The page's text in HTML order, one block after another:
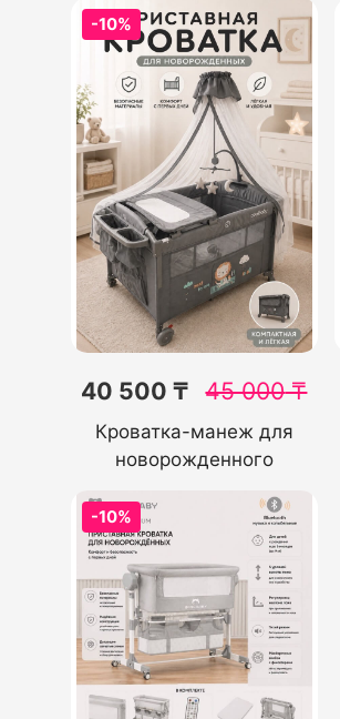
-10%
40 500 ₸ 45 000₸
Кроватка-манеж для
новорожденного
-10%